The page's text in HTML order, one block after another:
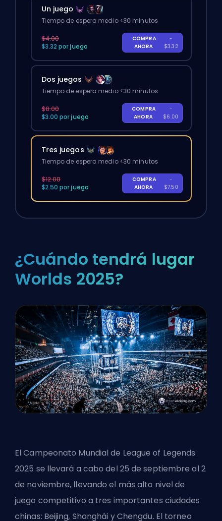
Un juego
Tiempo de espera medio <30 minutos
$4.00
$3.32 por juego
COMPRA
AHORA
-
$3.32
Dos juegos
Tiempo de espera medio <30 minutos
$8.00
$3.00 por juego
COMPRA
AHORA
-
$6.00
Tres juegos
Tiempo de espera medio <30 minutos
$12.00
$2.50 por juego
COMPRA
AHORA
-
$7.50
¿Cuándo tendrá lugar
Worlds 2025?
El Campeonato Mundial de League of Legends
2025 se llevará a cabo del 25 de septiembre al 2
de noviembre, llevando el más alto nivel de
juego competitivo a tres importantes ciudades
chinas: Beijing, Shanghái y Chengdu. El torneo